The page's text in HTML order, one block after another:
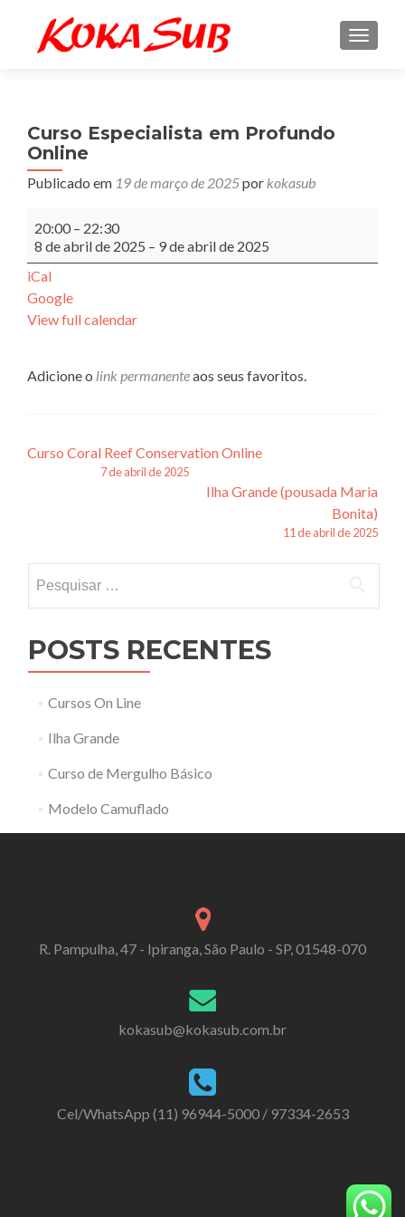
Curso Especialista em Profundo
Online
Publicado em 19 de março de 2025por kokasub
Especialista
em
Profundo
20:00 – 22:30
8 de abril de 2025 – 9 de abril de 2025
iCal
Google
View full calendar
Adicione o link permanenteaos seus favoritos.
Navegação
Curso Coral Reef Conservation Online
7 de abril de 2025
Ilha Grande (pousada Maria
Bonita)
11 de abril de 2025
por:
POSTS RECENTES
Cursos On Line
Ilha Grande
Curso de Mergulho Básico
Modelo Camuflado
R. Pampulha, 47 - Ipiranga, São Paulo - SP, 01548-070
kokasub@kokasub.com.br
Cel/WhatsApp (11) 96944-5000 / 97334-2653